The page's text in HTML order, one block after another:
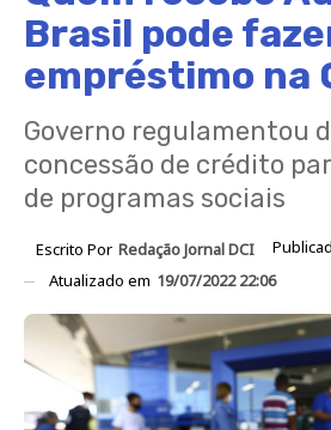
Brasil pode
empréstimo na
Governo regulamentou
concessão de crédito
de programas sociais
Escrito Por Redação Jornal DCI
Atualizado em 19/07/2022 22:06